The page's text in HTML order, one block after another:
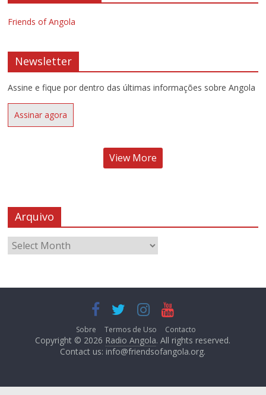
Friends of Angola
Newsletter
Assine e fique por dentro das últimas informações sobre Angola
Assinar agora
View More
Arquivo
Sobre Termos de Uso Contacto
Copyright © 2026 Radio Angola. All rights reserved.
Contact us: info@friendsofangola.org.